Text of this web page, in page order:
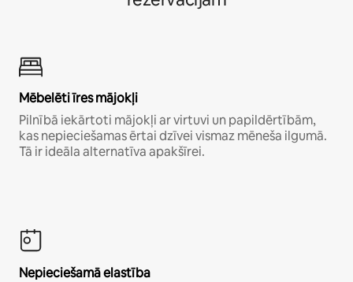
Mēbelēti īres mājokļi
Pilnībā iekārtoti mājokļi ar virtuvi un papildērtībām,
kas nepieciešamas ērtai dzīvei vismaz mēneša ilgumā.
Tā ir ideāla alternatīva apakšīrei.
Nepieciešamā elastība